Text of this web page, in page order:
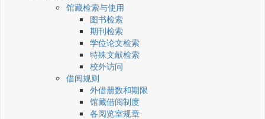
馆藏检索与使用
图书检索
期刊检索
学位论文检索
特殊文献检索
校外访问
借阅规则
外借册数和期限
馆藏借阅制度
各阅览室规章